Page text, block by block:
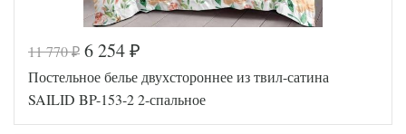
Код товара
575-585
Артикул
SLD-BP
-172-2
Ткань
Твил
Размер
11 770₽ 6 254 ₽
Постельное белье двухстороннее из твил-сатина
SAILID BP-153-2 2-спальное